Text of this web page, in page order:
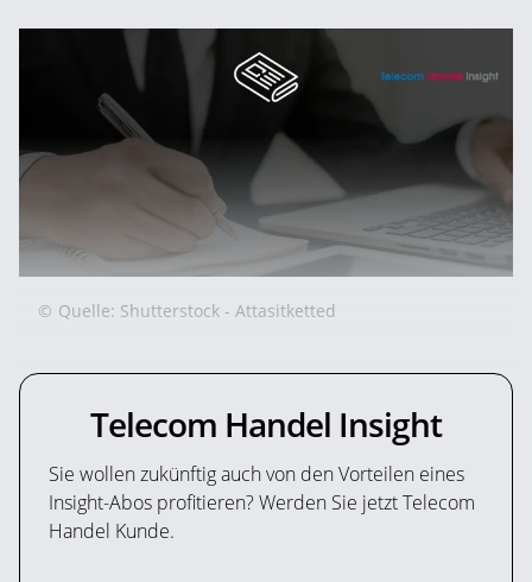
© Quelle: Shutterstock - Attasitketted
Telecom Handel Insight
Sie wollen zukünftig auch von den Vorteilen eines
Insight-Abos profitieren? Werden Sie jetzt Telecom
Handel Kunde.